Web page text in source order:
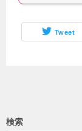
Tweet
検索